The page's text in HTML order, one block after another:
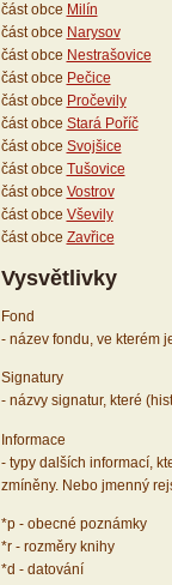
část obce Milín
část obce Narysov
část obce Nestrašovice
část obce Pečice
část obce Pročevily
část obce Stará Poříč
část obce Svojšice
část obce Tušovice
část obce Vostrov
část obce Vševily
část obce Zavřice
Vysvětlivky
Fond
- název fondu, ve kterém
Signatury
- názvy signatur, které
Informace
- typy dalších informací,
zmíněny. Nebo jmenný
*p - obecné poznámky
*r - rozměry knihy
*d - datování